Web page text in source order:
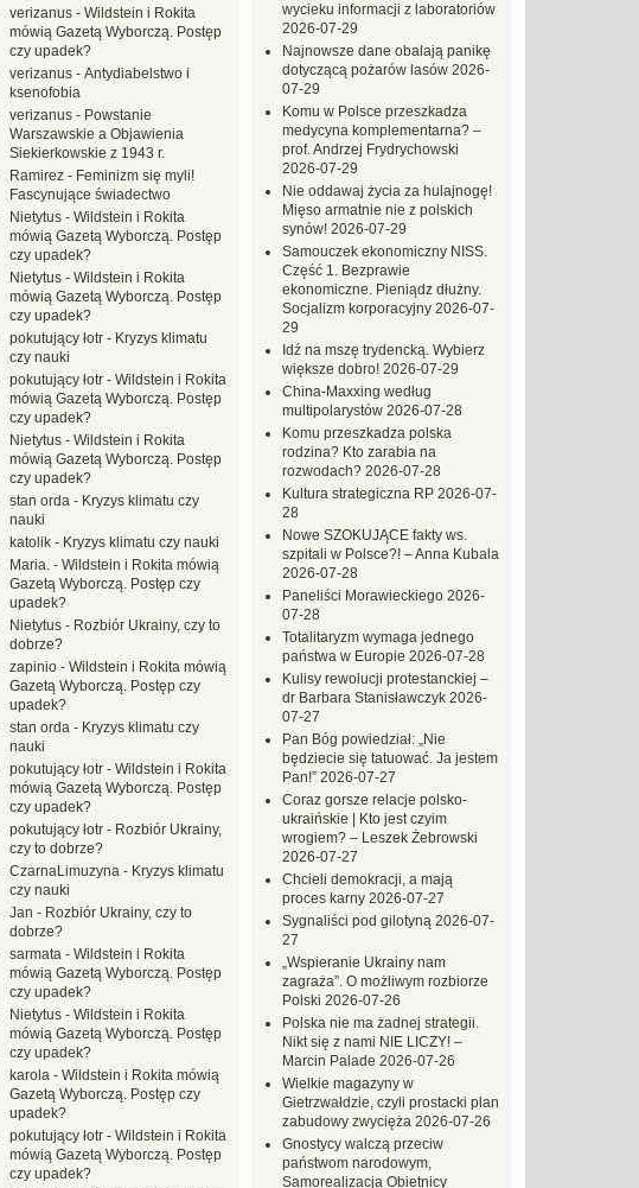
wycieku informacji z laboratoriów
2026-07-29
Najnowsze dane obalają panikę
dotyczącą pożarów lasów 2026-
07-29
Komu w Polsce przeszkadza
medycyna komplementarna? –
prof. Andrzej Frydrychowski
2026-07-29
Nie oddawaj życia za hulajnogę!
Mięso armatnie nie z polskich
synów! 2026-07-29
Samouczek ekonomiczny NISS.
Część 1. Bezprawie
ekonomiczne. Pieniądz dłużny.
Socjalizm korporacyjny 2026-07-
29
Idź na mszę trydencką. Wybierz
większe dobro! 2026-07-29
China-Maxxing według
multipolarystów 2026-07-28
Komu przeszkadza polska
rodzina? Kto zarabia na
rozwodach? 2026-07-28
Kultura strategiczna RP 2026-07-
28
Nowe SZOKUJĄCE fakty ws.
szpitali w Polsce?! – Anna Kubala
2026-07-28
Paneliści Morawieckiego 2026-
07-28
Totalitaryzm wymaga jednego
państwa w Europie 2026-07-28
Kulisy rewolucji protestanckiej –
dr Barbara Stanisławczyk 2026-
07-27
Pan Bóg powiedział: „Nie
będziecie się tatuować. Ja jestem
Pan!” 2026-07-27
Coraz gorsze relacje polsko-
ukraińskie | Kto jest czyim
wrogiem? – Leszek Żebrowski
2026-07-27
Chcieli demokracji, a mają
proces karny 2026-07-27
Sygnaliści pod gilotyną 2026-07-
27
„Wspieranie Ukrainy nam
zagraża”. O możliwym rozbiorze
Polski 2026-07-26
Polska nie ma żadnej strategii.
Nikt się z nami NIE LICZY! –
Marcin Palade 2026-07-26
Wielkie magazyny w
Gietrzwałdzie, czyli prostacki plan
zabudowy zwycięża 2026-07-26
Gnostycy walczą przeciw
państwom narodowym,
Samorealizacja Obietnicy
verizanus - Wildstein i Rokita
mówią Gazetą Wyborczą. Postęp
czy upadek?
verizanus - Antydiabelstwo i
ksenofobia
verizanus - Powstanie
Warszawskie a Objawienia
Siekierkowskie z 1943 r.
Ramirez - Feminizm się myli!
Fascynujące świadectwo
Nietytus - Wildstein i Rokita
mówią Gazetą Wyborczą. Postęp
czy upadek?
Nietytus - Wildstein i Rokita
mówią Gazetą Wyborczą. Postęp
czy upadek?
pokutujący łotr - Kryzys klimatu
czy nauki
pokutujący łotr - Wildstein i Rokita
mówią Gazetą Wyborczą. Postęp
czy upadek?
Nietytus - Wildstein i Rokita
mówią Gazetą Wyborczą. Postęp
czy upadek?
stan orda - Kryzys klimatu czy
nauki
katolik - Kryzys klimatu czy nauki
Maria. - Wildstein i Rokita mówią
Gazetą Wyborczą. Postęp czy
upadek?
Nietytus - Rozbiór Ukrainy, czy to
dobrze?
zapinio - Wildstein i Rokita mówią
Gazetą Wyborczą. Postęp czy
upadek?
stan orda - Kryzys klimatu czy
nauki
pokutujący łotr - Wildstein i Rokita
mówią Gazetą Wyborczą. Postęp
czy upadek?
pokutujący łotr - Rozbiór Ukrainy,
czy to dobrze?
CzarnaLimuzyna - Kryzys klimatu
czy nauki
Jan - Rozbiór Ukrainy, czy to
dobrze?
sarmata - Wildstein i Rokita
mówią Gazetą Wyborczą. Postęp
czy upadek?
Nietytus - Wildstein i Rokita
mówią Gazetą Wyborczą. Postęp
czy upadek?
karola - Wildstein i Rokita mówią
Gazetą Wyborczą. Postęp czy
upadek?
pokutujący łotr - Wildstein i Rokita
mówią Gazetą Wyborczą. Postęp
czy upadek?